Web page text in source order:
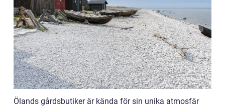
Ölands gårdsbutiker är kända för sin unika atmosfär